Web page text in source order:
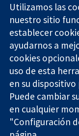
Evidencia fiable.
Decisiones
informadas.
Mejor salud.
Utilizamos las
nuestro sitio
establecer
ayudarnos a
cookies
uso de esta
en su
Puede cambiar
en cualquier
"Configuración